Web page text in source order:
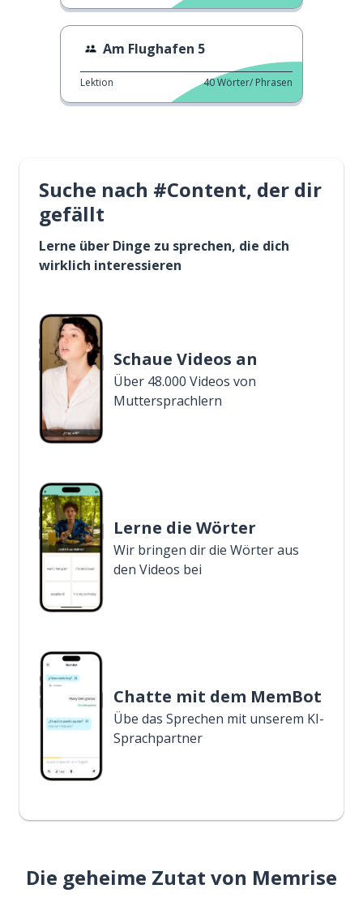
Am Flughafen 5
Lektion 40Wörter/ Phrasen
Suche nach #Content, der dir
gefällt
Lerne über Dinge zu sprechen, die dich
wirklich interessieren
Schaue Videos an
Über 48.000 Videos von
Muttersprachlern
Lerne die Wörter
Wir bringen dir die Wörter aus
den Videos bei
Chatte mit dem MemBot
Übe das Sprechen mit unserem KI-
Sprachpartner
Die geheime Zutat von Memrise